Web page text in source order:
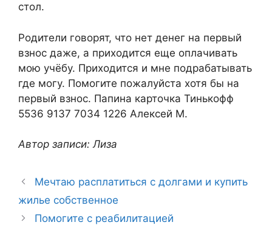
стол.
Родители говорят, что нет денег на первый
взнос даже, а приходится еще оплачивать
мою учёбу. Приходится и мне подрабатывать
где могу. Помогите пожалуйста хотя бы на
первый взнос. Папина карточка Тинькофф
5536 9137 7034 1226 Алексей М.
Автор записи: Лиза
Мечтаю расплатиться с долгами и купить
жилье собственное
Помогите с реабилитацией